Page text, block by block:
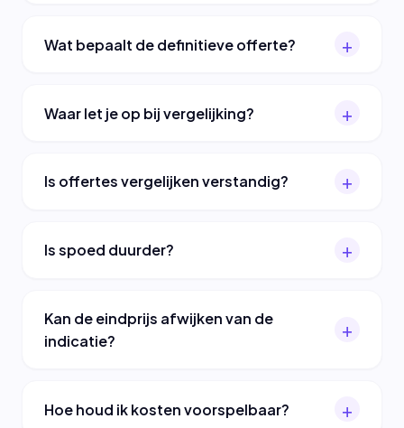
Wat bepaalt de definitieve offerte?
Waar let je op bij vergelijking?
Is offertes vergelijken verstandig?
Is spoed duurder?
Kan de eindprijs afwijken van de
indicatie?
Hoe houd ik kosten voorspelbaar?